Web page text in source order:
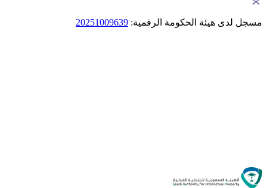
مسجل لدى هيئة الحكومة الرقمية: 20251009639